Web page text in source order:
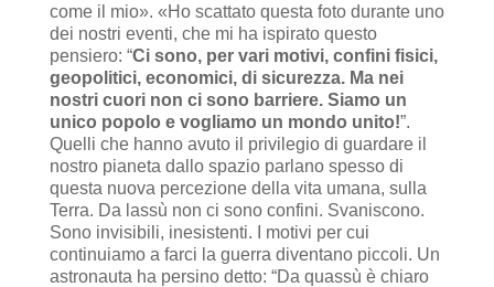
come il mio». «Ho scattato questa foto durante uno
dei nostri eventi, che mi ha ispirato questo
pensiero: “Ci sono, per vari motivi, confini fisici,
geopolitici, economici, di sicurezza. Ma nei
nostri cuori non ci sono barriere. Siamo un
unico popolo e vogliamo un mondo unito!”.
Quelli che hanno avuto il privilegio di guardare il
nostro pianeta dallo spazio parlano spesso di
questa nuova percezione della vita umana, sulla
Terra. Da lassù non ci sono confini. Svaniscono.
Sono invisibili, inesistenti. I motivi per cui
continuiamo a farci la guerra diventano piccoli. Un
astronauta ha persino detto: “Da quassù è chiaro